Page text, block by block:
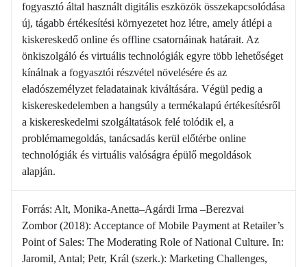
fogyasztó által használt digitális eszközök összekapcsolódása
új, tágabb értékesítési környezetet hoz létre, amely átlépi a
kiskereskedő online és offline csatornáinak határait. Az
önkiszolgáló és virtuális technológiák egyre több lehetőséget
kínálnak a fogyasztói részvétel növelésére és az
eladószemélyzet feladatainak kiváltására. Végül pedig a
kiskereskedelemben a hangsúly a termékalapú értékesítésről
a kiskereskedelmi szolgáltatások felé tolódik el, a
problémamegoldás, tanácsadás kerül előtérbe online
technológiák és virtuális valóságra épülő megoldások
alapján.
Forrás: Alt, Monika-Anetta–Agárdi Irma –Berezvai
Zombor (2018): Acceptance of Mobile Payment at Retailer’s
Point of Sales: The Moderating Role of National Culture. In:
Jaromil, Antal; Petr, Král (szerk.): Marketing Challenges,